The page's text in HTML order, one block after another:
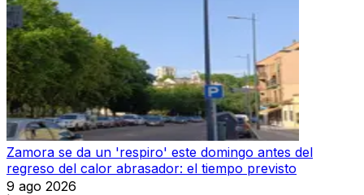
Zamora se da un 'respiro' este domingo antes del
regreso del calor abrasador: el tiempo previsto
9 ago 2026